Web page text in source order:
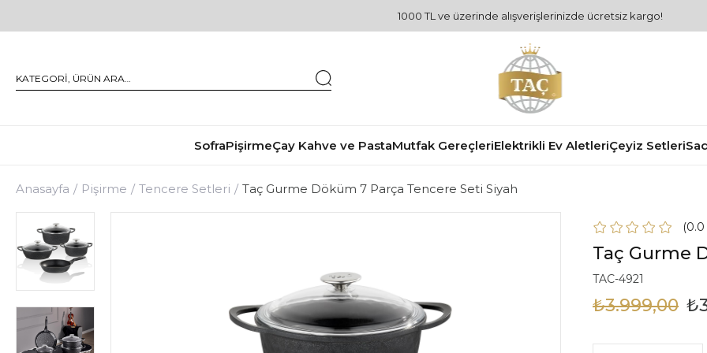
1000 TL ve üzerinde alışverişlerinizde ücretsiz kargo!
SofraPişirmeÇay Kahve ve PastaMutfak GereçleriElektrikli Ev AletleriÇeyiz Setleri
Anasayfa Pişirme Tencere Setleri Taç Gurme Döküm 7 Parça Tencere Seti Siyah
0.0
Taç Gurme
TAC-4921
₺3.999,00